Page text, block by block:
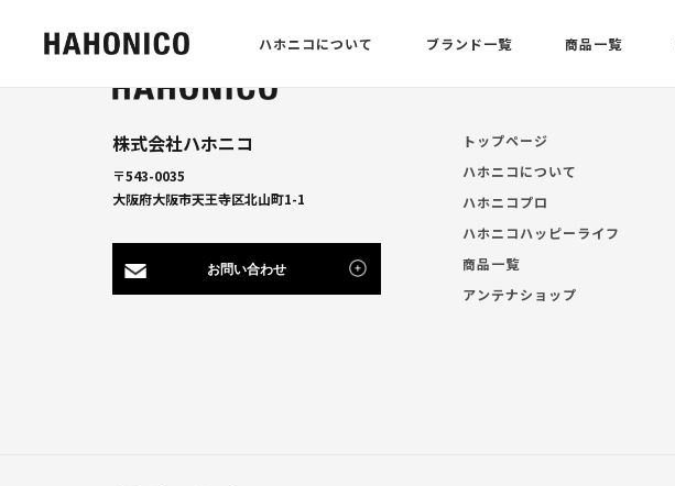
ハホニコについて ブランド一覧 商品一覧
株式会社ハホニコ
〒543-0035
大阪府大阪市天王寺区北山町1-1
お問い合わせ
トップページ
ハホニコについて
ハホニコプロ
ハホニコハッピーライフ
商品一覧
アンテナショップ